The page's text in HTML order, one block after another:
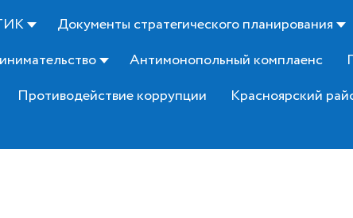
Документы стратегического планирования
Антимонопольный комплаенс
Противодействие коррупции Красноярский